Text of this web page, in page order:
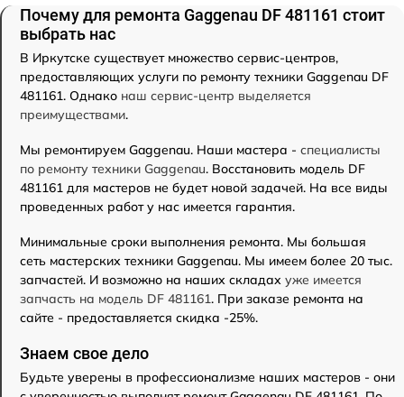
Почему для ремонта Gaggenau DF 481161 стоит
выбрать нас
В Иркутске существует множество сервис-центров,
предоставляющих услуги по ремонту техники Gaggenau DF
481161. Однако наш сервис-центр выделяется
преимуществами.
Мы ремонтируем Gaggenau. Наши мастера - специалисты
по ремонту техники Gaggenau. Восстановить модель DF
481161 для мастеров не будет новой задачей. На все виды
проведенных работ у нас имеется гарантия.
Минимальные сроки выполнения ремонта. Мы большая
сеть мастерских техники Gaggenau. Мы имеем более 20 тыс.
запчастей. И возможно на наших складах уже имеется
запчасть на модель DF 481161. При заказе ремонта на
сайте - предоставляется скидка -25%.
Знаем свое дело
Будьте уверены в профессионализме наших мастеров - они